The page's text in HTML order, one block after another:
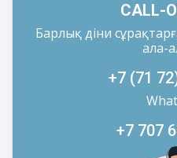
CALL-
Барлық діни
ала-
+7 (71
+7 707